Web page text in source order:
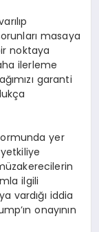
masaya
noktaya
ilerleme
garanti
yer
ilgili
vardığı iddia
onayının